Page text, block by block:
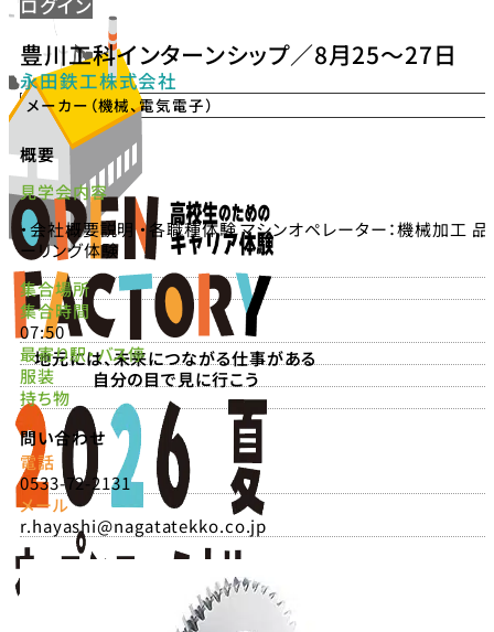
地元には、未来につながる仕事がある
自分の目で見に行こう
ログイン
豊川工科インターンシップ／8月25〜27日
永田鉄工株式会社
メーカー（機械、電気電子）
概要
見学会内容
・会社概要説明 ・各職種体験 マシンオペレーター：機械加工
ーリング体験
集合場所
集合時間
07:50
最寄り駅・バス停
服装
持ち物
問い合わせ
電話
0533-72-2131
メール
r.hayashi@nagatatekko.co.jp